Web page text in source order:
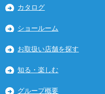
カタログ
ショールーム
お取扱い店舗を探す
知る・楽しむ
グループ概要